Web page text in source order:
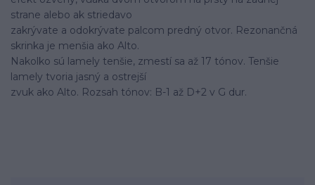
strane alebo ak striedavo
zakrývate a odokrývate palcom predný otvor. Rezonančná
skrinka je menšia ako Alto.
Nakolko sú lamely tenšie, zmestí sa až 17 tónov. Tenšie
lamely tvoria jasný a ostrejší
zvuk ako Alto. Rozsah tónov: B-1 až D+2 v G dur.